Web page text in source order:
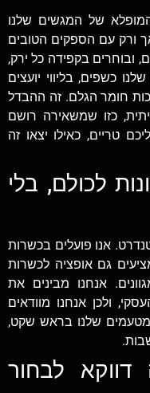
של המגשים שלנו
ורק עם הספקים הטובים
ובוחרים בקפידה כל ירק,
כשפים, בליווי יועצים
חומר הגלם. זה ההבדל
כזו שמשאירה רושם
טריים, כאילו יצאו זה
לכולם, בלי
אנו פועלים בכשרות
גם אופציה לכשרות
אנחנו מבינים את
ולכן אנחנו מוודאים
שלנו בראש שקט,
דווקא לבחור